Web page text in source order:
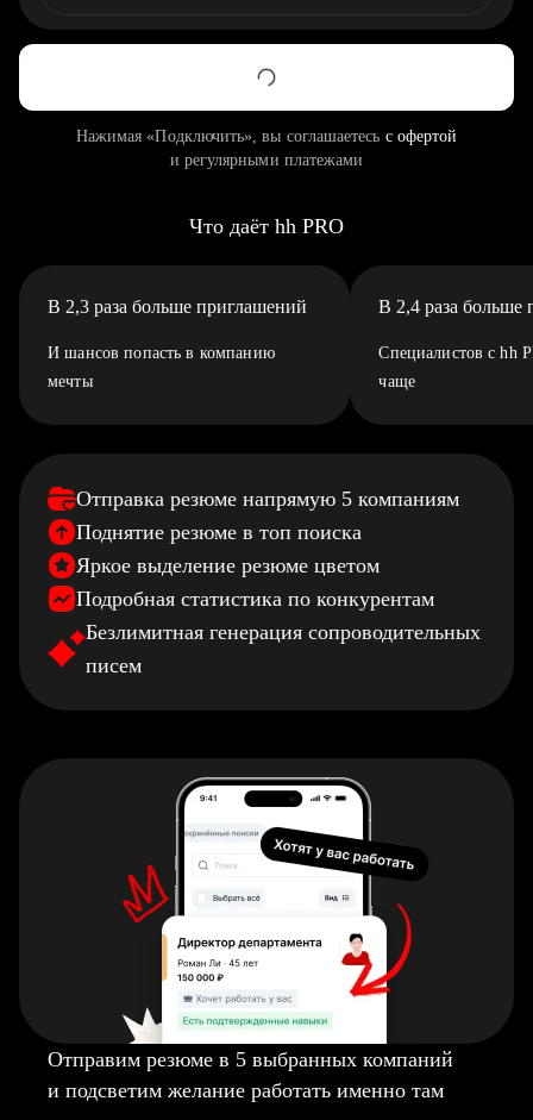
Нажимая «Подключить», вы соглашаетесь с офертой
и регулярными платежами
Что даёт hh PRO
В 2,3 раза больше приглашений
И шансов попасть в компанию
мечты
В 2,4 раза больше
Специалистов с hh
чаще
Отправка резюме напрямую 5 компаниям
Поднятие резюме в топ поиска
Яркое выделение резюме цветом
Подробная статистика по конкурентам
Безлимитная генерация сопроводительных
писем
Отправим резюме в 5 выбранных компаний
и подсветим желание работать именно там